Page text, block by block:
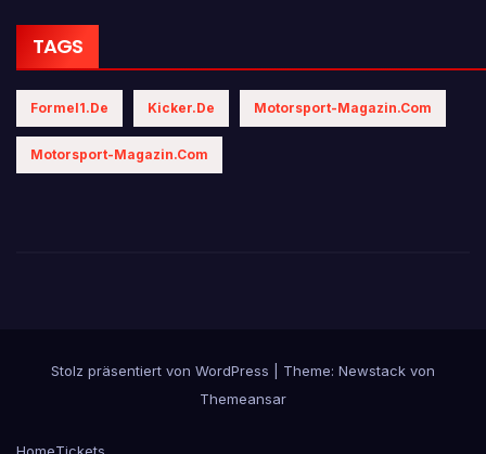
TAGS
Formel1.de Kicker.de Motorsport-Magazin.com
Motorsport-Magazin.com
Stolz präsentiert von WordPress Theme: Newstack von
Themeansar